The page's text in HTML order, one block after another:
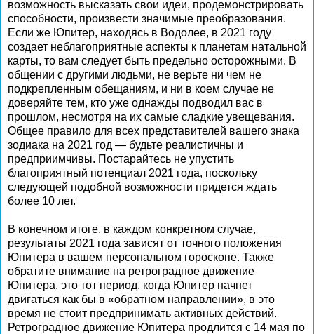
возможность высказать свои идеи, продемонстрировать
способности, произвести значимые преобразования.
Если же Юпитер, находясь в Водолее, в 2021 году
создает неблагоприятные аспекты к планетам натальной
карты, то вам следует быть предельно осторожными. В
общении с другими людьми, не верьте ни чем не
подкрепленным обещаниям, и ни в коем случае не
доверяйте тем, кто уже однажды подводил вас в
прошлом, несмотря на их самые сладкие увещевания.
Общее правило для всех представителей вашего знака
зодиака на 2021 год — будьте реалистичны и
предприимчивы. Постарайтесь не упустить
благоприятный потенциал 2021 года, поскольку
следующей подобной возможности придется ждать
более 10 лет.
В конечном итоге, в каждом конкретном случае,
результаты 2021 года зависят от точного положения
Юпитера в вашем персональном гороскопе. Также
обратите внимание на ретроградное движение
Юпитера, это тот период, когда Юпитер начнет
двигаться как бы в «обратном направлении», в это
время не стоит предпринимать активных действий.
Ретроградное движение Юпитера продлится с 14 мая по